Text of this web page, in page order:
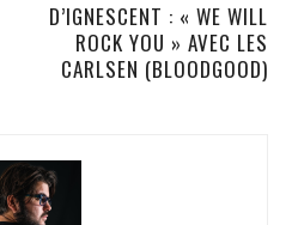
D’IGNESCENT : « WE WILL
ROCK YOU » AVEC LES
CARLSEN (BLOODGOOD)